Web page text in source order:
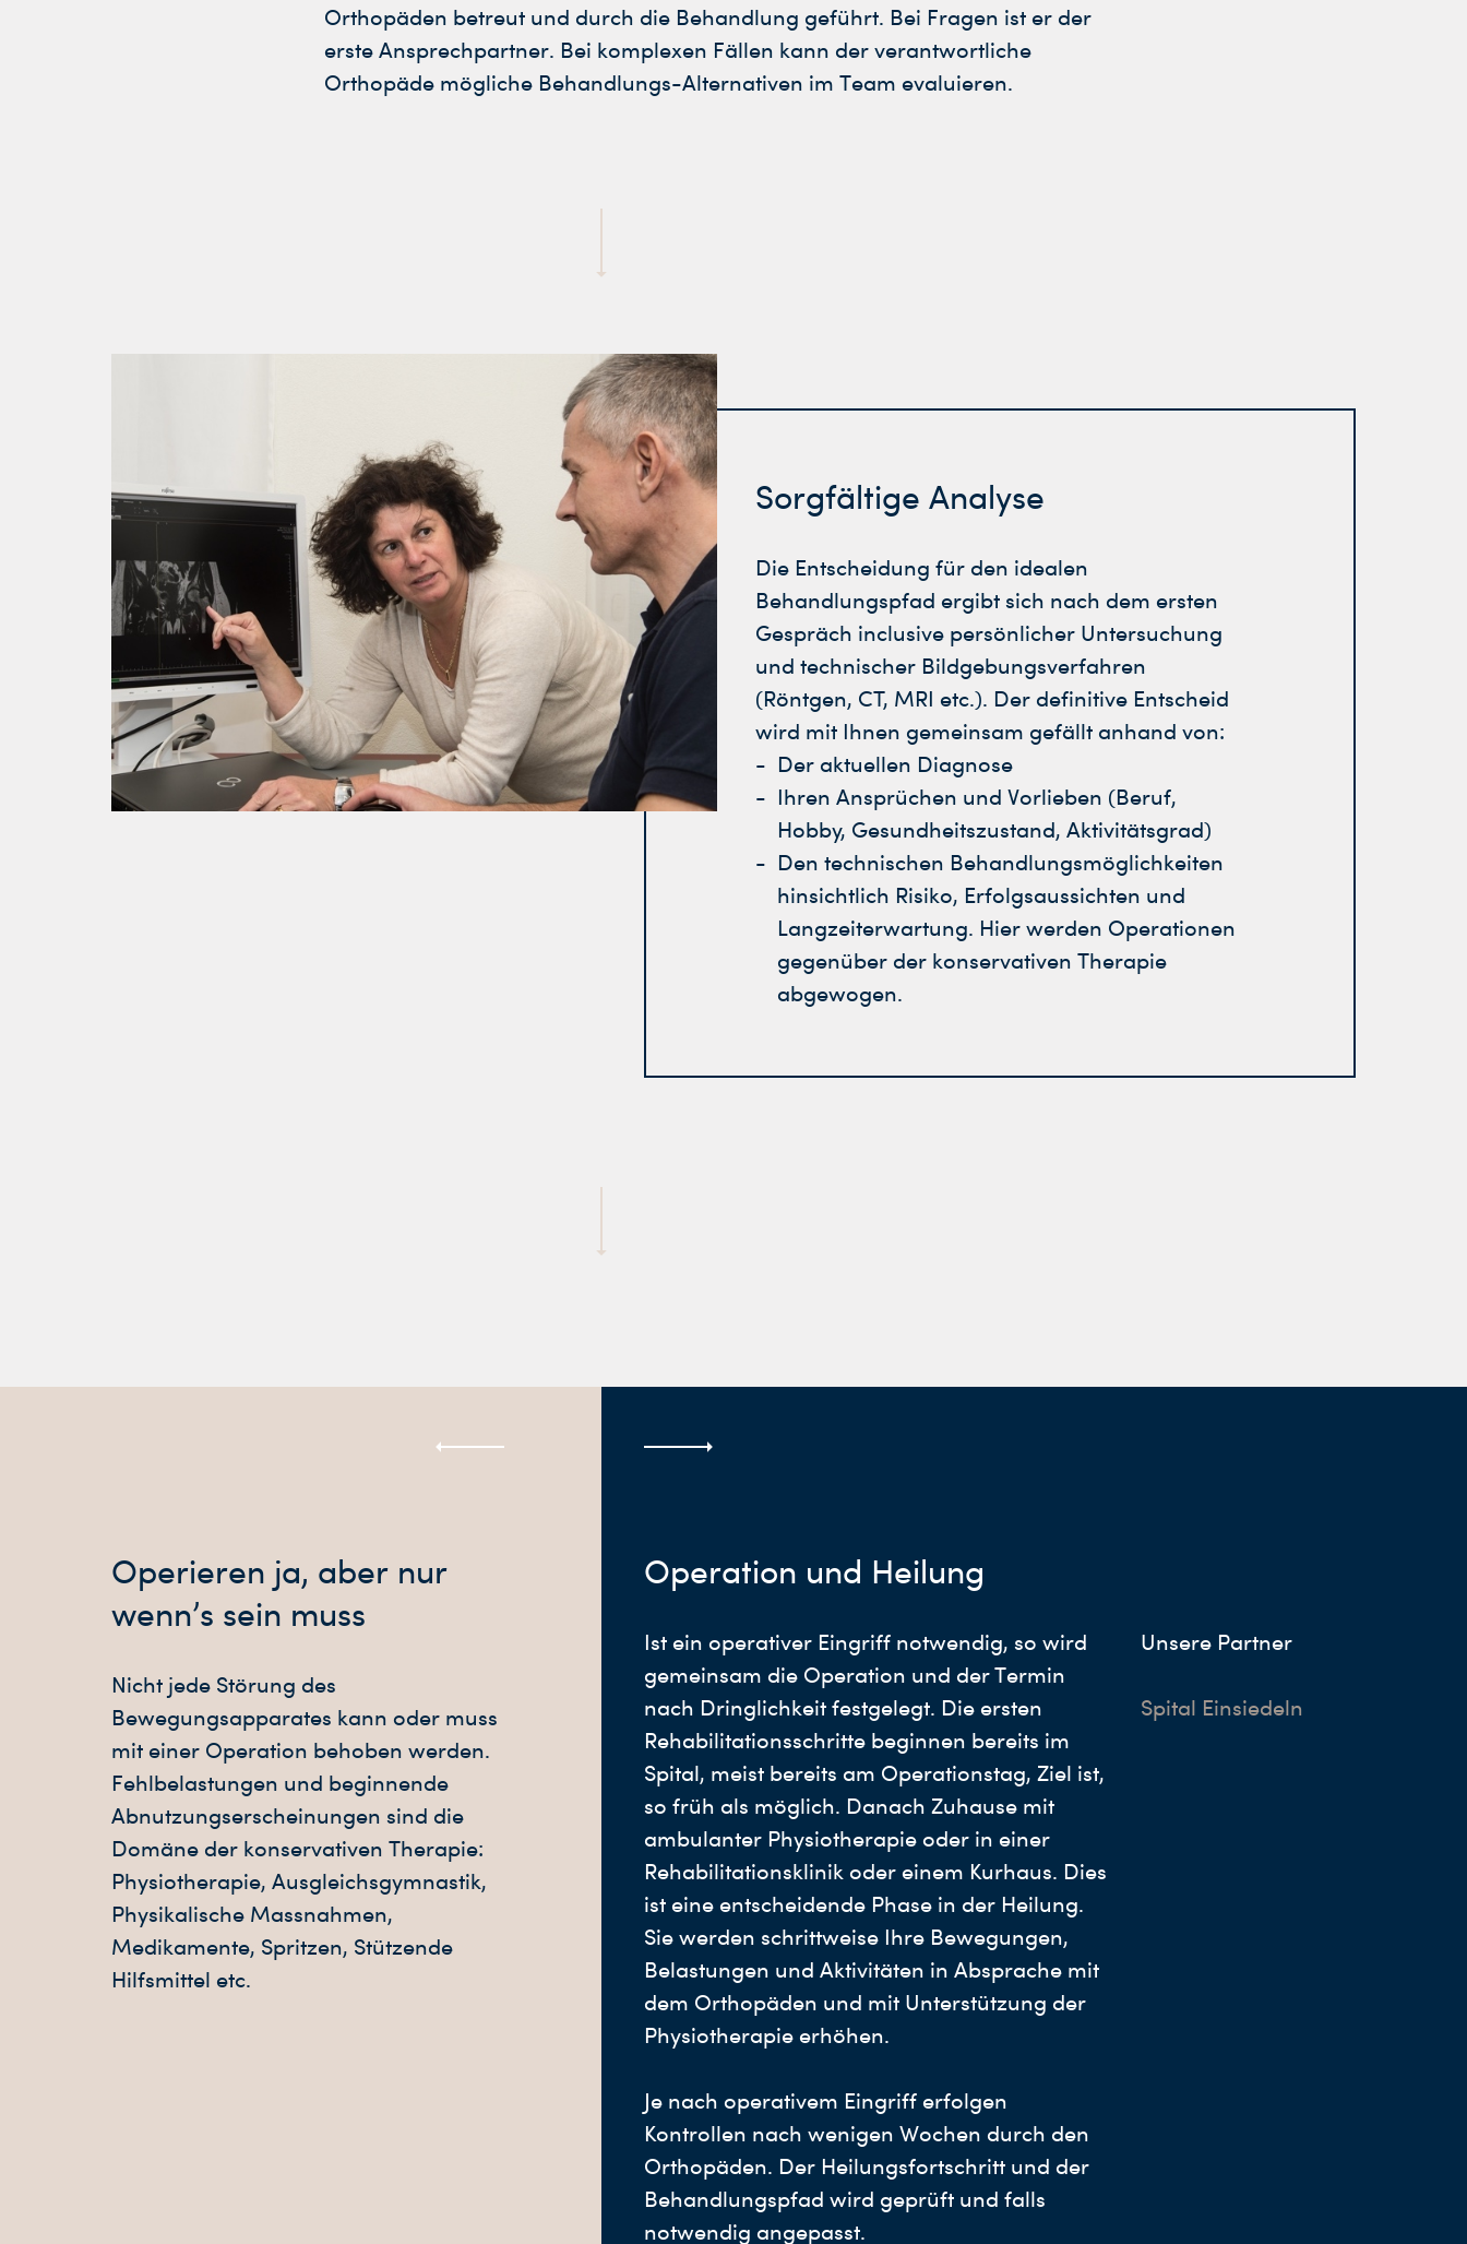
Orthopäden betreut und durch die Behandlung geführt. Bei Fragen ist er der
erste Ansprechpartner. Bei komplexen Fällen kann der verantwortliche
Orthopäde mögliche Behandlungs-Alternativen im Team evaluieren.
Sorgfältige Analyse
Die Entscheidung für den idealen
Behandlungspfad ergibt sich nach dem ersten
Gespräch inclusive persönlicher Untersuchung
und technischer Bildgebungsverfahren
(Röntgen, CT, MRI etc.). Der definitive Entscheid
wird mit Ihnen gemeinsam gefällt anhand von:
Der aktuellen Diagnose
Ihren Ansprüchen und Vorlieben (Beruf,
Hobby, Gesundheitszustand, Aktivitätsgrad)
Den technischen Behandlungsmöglichkeiten
hinsichtlich Risiko, Erfolgsaussichten und
Langzeiterwartung. Hier werden Operationen
gegenüber der konservativen Therapie
abgewogen.
Operieren ja, aber nur
wenn’s sein muss
Nicht jede Störung des
Bewegungsapparates kann oder muss
mit einer Operation behoben werden.
Fehlbelastungen und beginnende
Abnutzungserscheinungen sind die
Domäne der konservativen Therapie:
Physiotherapie, Ausgleichsgymnastik,
Physikalische Massnahmen,
Medikamente, Spritzen, Stützende
Hilfsmittel etc.
Operation und Heilung
Ist ein operativer Eingriff notwendig, so wird
gemeinsam die Operation und der Termin
nach Dringlichkeit festgelegt. Die ersten
Rehabilitationsschritte beginnen bereits im
Spital, meist bereits am Operationstag, Ziel ist,
so früh als möglich. Danach Zuhause mit
ambulanter Physiotherapie oder in einer
Rehabilitationsklinik oder einem Kurhaus. Dies
ist eine entscheidende Phase in der Heilung.
Sie werden schrittweise Ihre Bewegungen,
Belastungen und Aktivitäten in Absprache mit
dem Orthopäden und mit Unterstützung der
Physiotherapie erhöhen.
Je nach operativem Eingriff erfolgen
Kontrollen nach wenigen Wochen durch den
Orthopäden. Der Heilungsfortschritt und der
Behandlungspfad wird geprüft und falls
notwendig angepasst.
Unsere Partner
Spital Einsiedeln